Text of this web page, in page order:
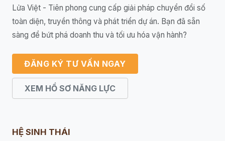
Lửa Việt - Tiên phong cung cấp giải pháp chuyển đổi số
toàn diện, truyền thông và phát triển dự án. Bạn đã sẵn
sàng để bứt phá doanh thu và tối ưu hóa vận hành?
ĐĂNG KÝ TƯ VẤN NGAY
XEM HỒ SƠ NĂNG LỰC
HỆ SINH THÁI